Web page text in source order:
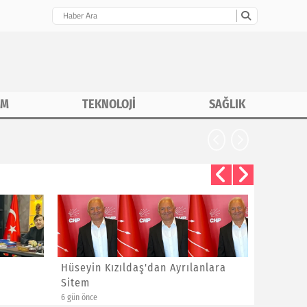
TEKNOLOJİ SAĞLIK
Hüseyin Kızıldaş'dan Ayrılanlara
Sitem
6 gün önce